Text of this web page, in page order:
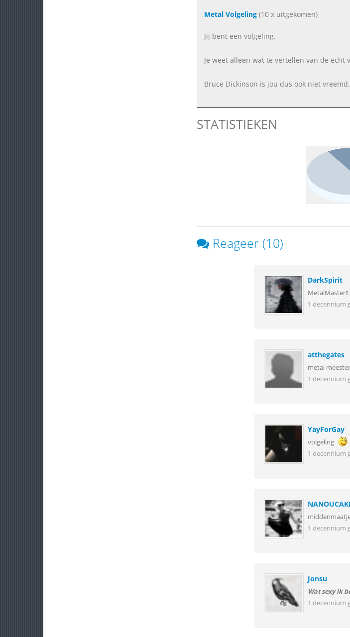
Metal Volgeling(10 x uitgekomen)
Jij bent een volgeling.
Je weet alleen wat te vertellen van de
Bruce Dickinson is jou dus ook niet vreemd.
STATISTIEKEN
Reageer (10)
DarkSpirit
MetalMaster!!
1 decennium
atthegates
metal meester
1 decennium
YayForGay
volgeling
1 decennium
1 decennium
Jonsu
Wat sexy ik
1 decennium